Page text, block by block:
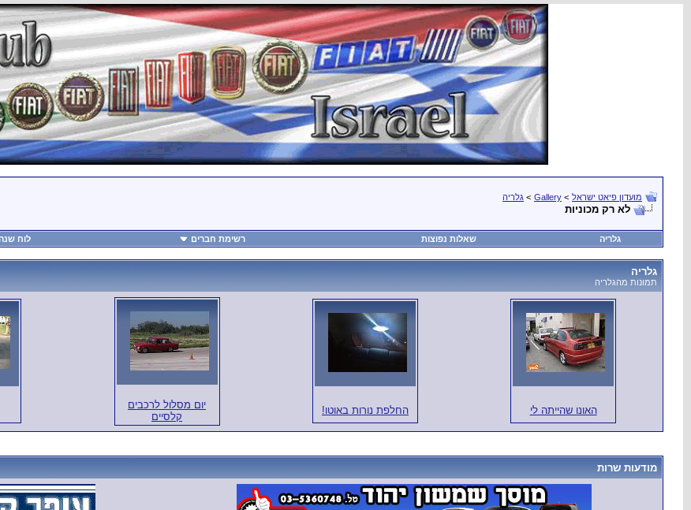
מועדון פיאט ישראל >
Gallery
> גלריה
לא רק מכוניות
גלריה שאלות נפוצות רשימת חברים לוח
גלריה
תמונות מהגלריה
האונו שהייתה לי החלפת נורות באוטו!
יום מסלול לרכבים
קלסיים
מודעות שרות